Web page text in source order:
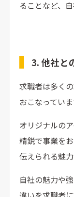
ることなど、
3. 他社と
求職者は多く
おこなっていま
オリジナルの
精鋭で事業を
伝えられる魅力
自社の魅力や